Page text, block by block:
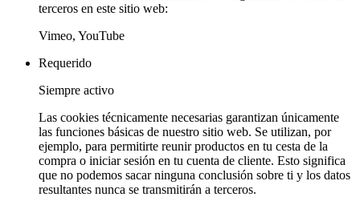
terceros en este sitio web:
Vimeo, YouTube
Requerido
Siempre activo
Las cookies técnicamente necesarias garantizan únicamente
las funciones básicas de nuestro sitio web. Se utilizan, por
ejemplo, para permitirte reunir productos en tu cesta de la
compra o iniciar sesión en tu cuenta de cliente. Esto significa
que no podemos sacar ninguna conclusión sobre ti y los datos
resultantes nunca se transmitirán a terceros.